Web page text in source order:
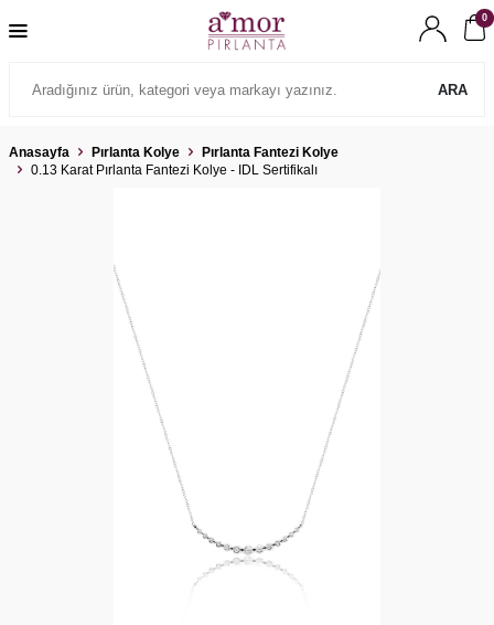
ARA
0
Anasayfa Pırlanta Kolye
Pırlanta Fantezi Kolye
0.13 Karat Pırlanta Fantezi Kolye - IDL Sertifikalı